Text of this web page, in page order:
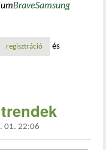
BraveSamsung
jövendölések tartalommal
regisztráció és
01. 22:06